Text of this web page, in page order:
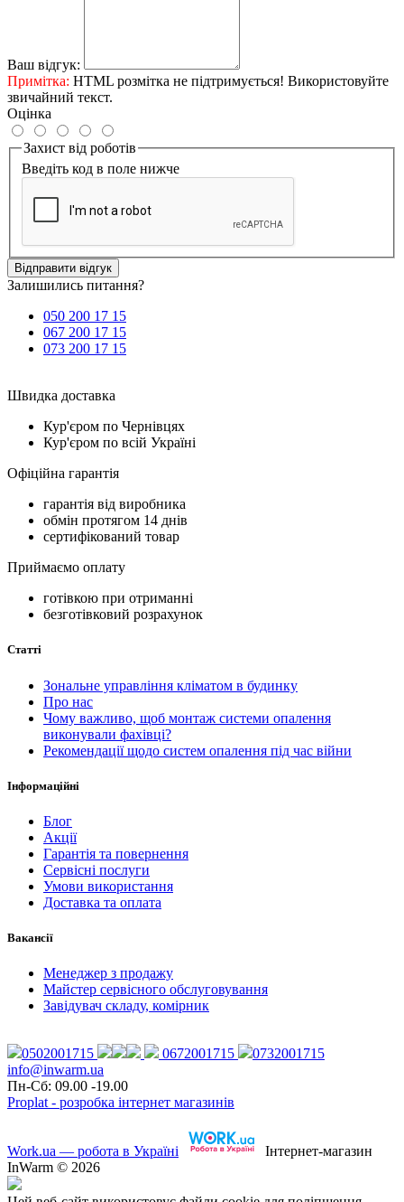
Ваш відгук:
Примітка: HTML розмітка не підтримується! Використовуйте
звичайний текст.
Оцінка
Захист від роботів
Введіть код в поле нижче
Відправити відгук
Залишились питання?
050 200 17 15
067 200 17 15
073 200 17 15
Швидка доставка
Кур'єром по Чернівцях
Кур'єром по всій Україні
Офіційна гарантія
гарантія від виробника
обмін протягом 14 днів
сертифікований товар
Приймаємо оплату
готівкою при отриманні
безготівковий розрахунок
Статті
Зональне управління кліматом в будинку
Про нас
Чому важливо, щоб монтаж системи опалення
виконували фахівці?
Рекомендації щодо систем опалення під час війни
Інформаційні
Блог
Акції
Гарантія та повернення
Сервісні послуги
Умови використання
Доставка та оплата
Вакансії
Менеджер з продажу
Майстер сервісного обслуговування
Завідувач складу, комірник
0502001715 0672001715
0732001715
info@inwarm.ua
Пн-Сб: 09.00 -19.00
Proplat - розробка інтернет магазинів
Work.ua — робота в Україні
Інтернет-магазин
InWarm © 2026